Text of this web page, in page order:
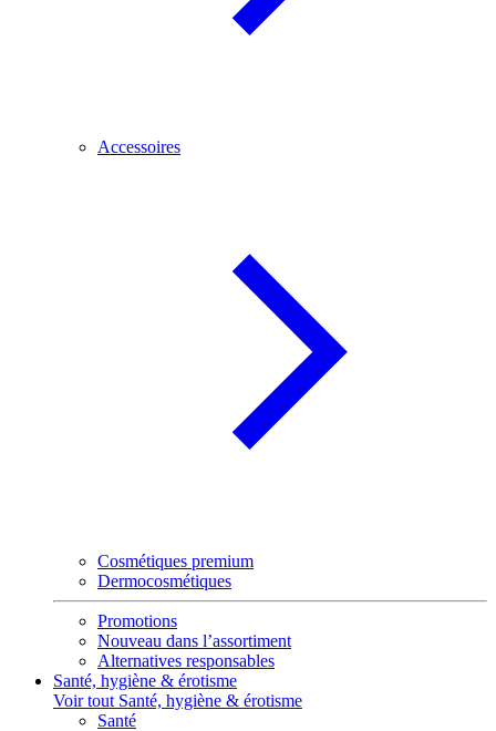
Accessoires
Cosmétiques premium
Dermocosmétiques
Promotions
Nouveau dans l’assortiment
Alternatives responsables
Santé, hygiène & érotisme
Voir tout Santé, hygiène & érotisme
Santé